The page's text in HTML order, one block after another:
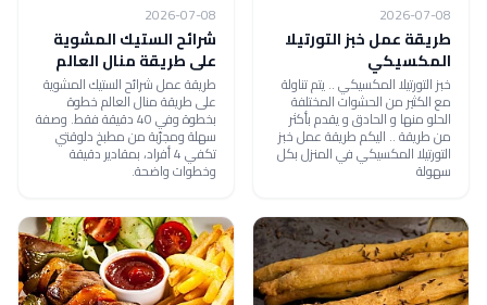
2026-07-08
طريقة عمل خبز التورتيلا
المكسيكي
خبز التورتيلا المكسيكي .. يتم تناولة
مع الكثير من الحشوات المختلفة
الحلو منها و الحادق و يقدم بأكثر
من طريقة .. اليكم طريقة عمل خبز
التورتيلا المكسيكي في المنزل بكل
سهولة
2026-07-08
شرائح الستيك المشوية
على طريقة منال العالم
طريقة عمل شرائح الستيك المشوية
على طريقة منال العالم خطوة
بخطوة وفي 40 دقيقة فقط. وصفة
سهلة ومجرّبة من مطبخ دلوقتي
تكفي 4 أفراد، بمقادير دقيقة
وخطوات واضحة.